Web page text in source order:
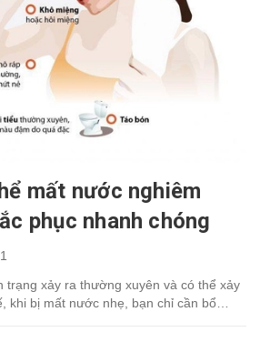
mất nước nghiêm
phục nhanh chóng
trạng xảy ra thường xuyên và có thể xảy
khi bị mất nước nhẹ, bạn chỉ cần bổ